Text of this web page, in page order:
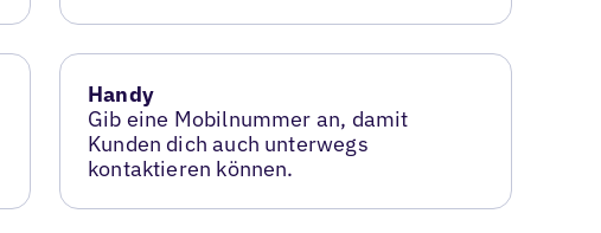
Handy
Gib eine Mobilnummer an, damit
Kunden dich auch unterwegs
kontaktieren können.